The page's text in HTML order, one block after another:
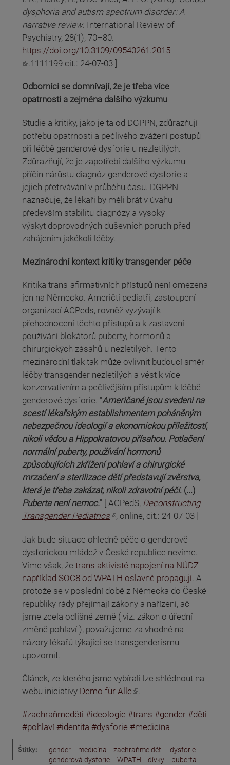
dysphoria and autism spectrum disorder: A
narrative review. International Review of
Psychiatry, 28(1), 70–80.
https://doi.org/10.3109/09540261.2015
(odkaz je externí)
.1111199 cit.: 24-07-03 ]
Odborníci se domnívají, že je třeba více
opatrnosti a zejména dalšího výzkumu
Studie a kritiky, jako je ta od DGPPN, zdůrazňují
potřebu opatrnosti a pečlivého zvážení postupů
při léčbě genderové dysforie u nezletilých.
Zdůrazňují, že je zapotřebí dalšího výzkumu
příčin nárůstu diagnóz genderové dysforie a
jejich přetrvávání v průběhu času. DGPPN
naznačuje, že lékaři by měli brát v úvahu
především stabilitu diagnózy a vysoký
výskyt doprovodných duševních poruch před
zahájením jakékoli léčby.
Mezinárodní kontext kritiky transgender péče
Kritika trans-afirmativních přístupů není omezena
jen na Německo. Američtí pediatři, zastoupení
organizací ACPeds, rovněž vyzývají k
přehodnocení těchto přístupů a k zastavení
používání blokátorů puberty, hormonů a
chirurgických zásahů u nezletilých. Tento
mezinárodní tlak tak může ovlivnit budoucí směr
léčby transgender nezletilých a vést k více
konzervativním a pečlivějším přístupům k léčbě
genderové dysforie. "Američané jsou svedeni na
scestí lékařským establishmentem poháněným
nebezpečnou ideologií a ekonomickou příležitostí,
nikoli vědou a Hippokratovou přísahou. Potlačení
normální puberty, používání hormonů
způsobujících zkřížení pohlaví a chirurgické
mrzačení a sterilizace dětí představují zvěrstva,
která je třeba zakázat, nikoli zdravotní péči. (...)
Puberta není nemoc." [ ACPedS, Deconstructing
Transgender Pediatrics
(odkaz je externí) , online, cit.: 24-07-03 ]
Jak bude situace ohledně péče o genderově
dysforickou mládež v České republice nevíme.
Víme však, že trans aktivisté napojení na NÚDZ
například SOC8 od WPATH oslavně propagují . A
protože se v poslední době z Německa do České
republiky rády přejímají zákony a nařízení, ač
jsme zcela odlišné země ( viz. zákon o úřední
změně pohlaví ), považujeme za vhodné na
názory lékařů týkající se transgenderismu
upozornit.
Článek, ze kterého jsme vybírali lze shlédnout na
webu iniciativy Demo für Alle
(odkaz je externí)
#zachraňmeděti #ideologie #trans #gender #děti
#pohlaví #identita #dysforie #medicína
Štítky: gender medicína zachraňme děti
dysforie
genderová dysforie
WPATH dívky
puberta